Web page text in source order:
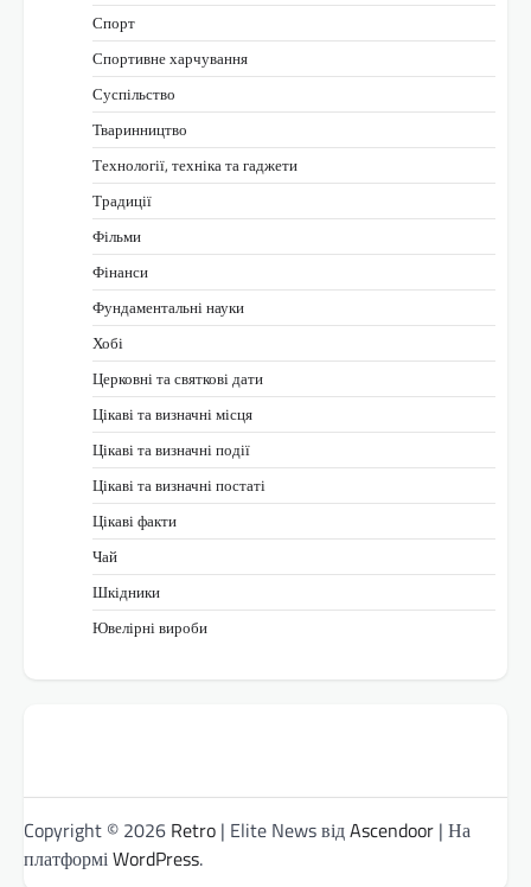
Спорт
Спортивне харчування
Суспільство
Тваринництво
Технології, техніка та гаджети
Традиції
Фільми
Фінанси
Фундаментальні науки
Хобі
Церковні та святкові дати
Цікаві та визначні місця
Цікаві та визначні події
Цікаві та визначні постаті
Цікаві факти
Чай
Шкідники
Ювелірні вироби
Copyright © 2026 Retro | Elite News відAscendoor | На
платформіWordPress.